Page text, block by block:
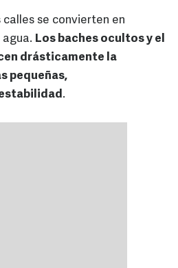
calles se convierten en
Los baches ocultos y el
drásticamente la
pequeñas,
.